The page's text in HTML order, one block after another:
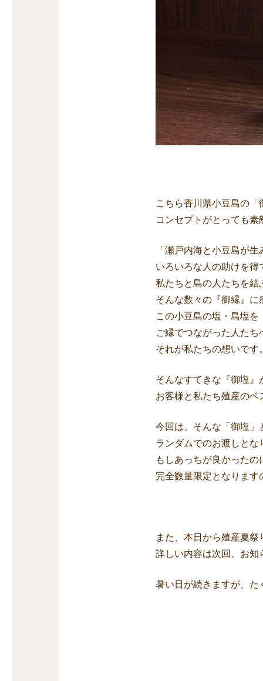
こちら香川県小豆島の
コンセプトがとっても素
「瀬戸内海と小豆島が
いろいろな人の助けを得
私たちと島の人たちを結
そんな数々の『御縁』に
この小豆島の塩・島塩
ご縁でつながった人た
それが私たちの想いで
そんなすてきな『御塩』
お客様と私たち殖産の
今回は、そんな「御塩」
ランダムでのお渡しとな
もしあっちが良かった
完全数量限定となりま
また、本日から殖産夏
詳しい内容は次回、お知
暑い日が続きますが、た